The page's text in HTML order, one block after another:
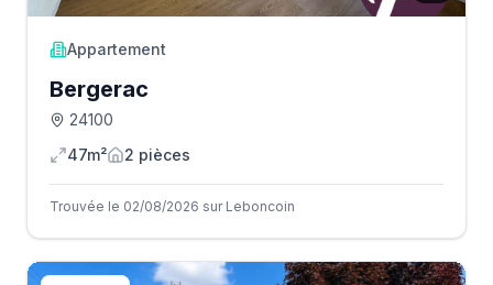
Appartement
Bergerac
24100
47m²
2 pièces
Trouvée le 02/08/2026 sur Leboncoin